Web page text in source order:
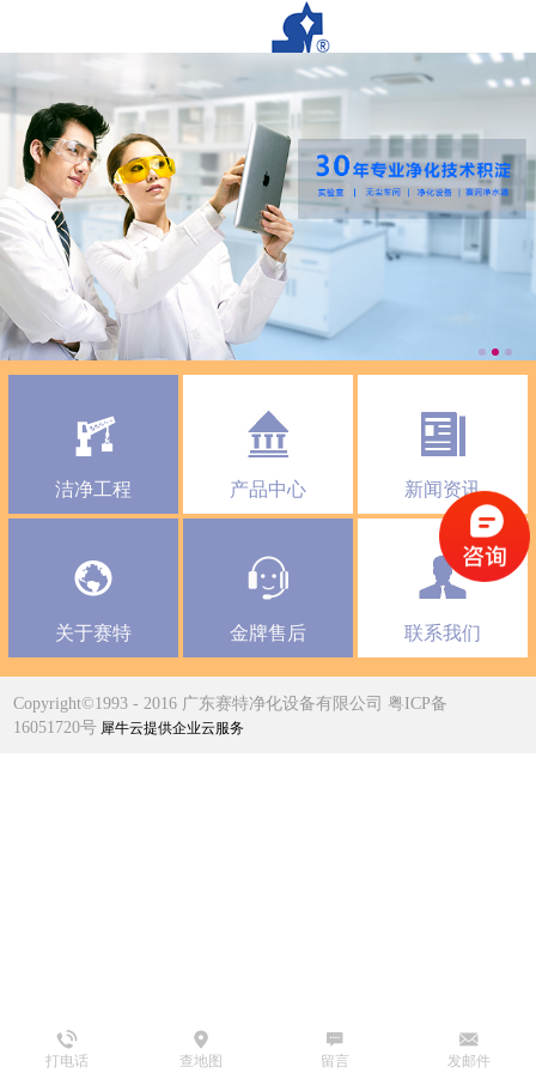
洁净工程 产品中心 新闻资讯
关于赛特 金牌售后 联系我们
Copyright©1993 - 2016 广东赛特净化设备有限公司 粤ICP备
16051720号 犀牛云提供企业云服务
打电话 查地图 发邮件
留言